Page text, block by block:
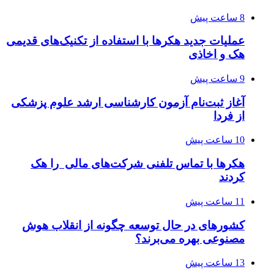
8 ساعت پیش
عملیات جدید هکرها با استفاده از تکنیک‌های قدیمی
هک و اخاذی
9 ساعت پیش
آغاز ثبت‌نام‌ آزمون کارشناسی ارشد علوم پزشکی
از فردا
10 ساعت پیش
هکرها با تماس تلفنی شرکت‌های مالی را هک
کردند
11 ساعت پیش
کشورهای در حال توسعه چگونه از انقلاب هوش
مصنوعی بهره می‌برند؟
13 ساعت پیش